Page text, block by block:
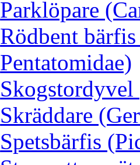
Parklöpare
Rödbent
Pentatomidae)
Skogstordyvel
Skräddare
Spetsbärfis